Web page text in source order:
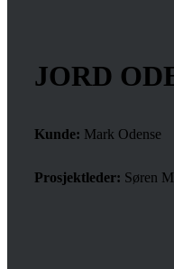
JORD
Kunde: Mark Odense
Prosjektleder: Søren